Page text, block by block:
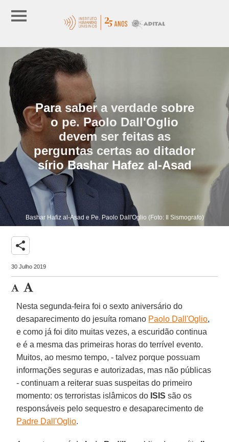
Para saber a verdade sobre
o pe. Paolo Dall'Oglio
devem ser feitas as
perguntas certas ao ditador
sírio Bashar Hafez al-Asad
Bashar Hafiz al-Asad e Pe. Paolo Dall'Oglio (Foto: Il Sismografo)
share
30 Julho 2019
Nesta segunda-feira foi o sexto aniversário do
desaparecimento do jesuíta romano Paolo Dall'Oglio,
e como já foi dito muitas vezes, a escuridão continua
e é a mesma das primeiras horas do terrível evento.
Muitos, ao mesmo tempo, - talvez porque possuam
informações seguras e autorizadas, mas não públicas
- continuam a reiterar suas suspeitas do primeiro
momento: os terroristas islâmicos do ISIS são os
responsáveis pelo sequestro e desaparecimento de
Padre Dall'Oglio.